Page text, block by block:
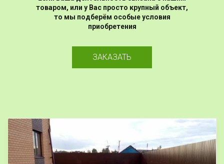
товаром, или у Вас просто крупный объект,
то мы подберём особые условия
приобретения
ЗАКАЗАТЬ